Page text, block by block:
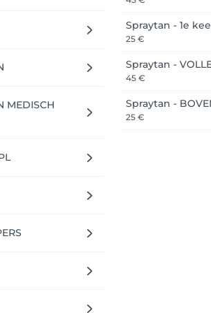
email-adres en wachtwoord in te
MEDISCH
Spraytan - 1e
25 €
Spraytan -
45 €
Spraytan -
25 €